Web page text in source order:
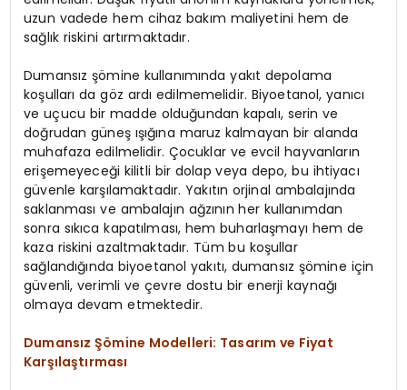
uzun vadede hem cihaz bakım maliyetini hem de
sağlık riskini artırmaktadır.
Dumansız şömine kullanımında yakıt depolama
koşulları da göz ardı edilmemelidir. Biyoetanol, yanıcı
ve uçucu bir madde olduğundan kapalı, serin ve
doğrudan güneş ışığına maruz kalmayan bir alanda
muhafaza edilmelidir. Çocuklar ve evcil hayvanların
erişemeyeceği kilitli bir dolap veya depo, bu ihtiyacı
güvenle karşılamaktadır. Yakıtın orjinal ambalajında
saklanması ve ambalajın ağzının her kullanımdan
sonra sıkıca kapatılması, hem buharlaşmayı hem de
kaza riskini azaltmaktadır. Tüm bu koşullar
sağlandığında biyoetanol yakıtı, dumansız şömine için
güvenli, verimli ve çevre dostu bir enerji kaynağı
olmaya devam etmektedir.
Dumansız Şömine Modelleri: Tasarım ve Fiyat
Karşılaştırması